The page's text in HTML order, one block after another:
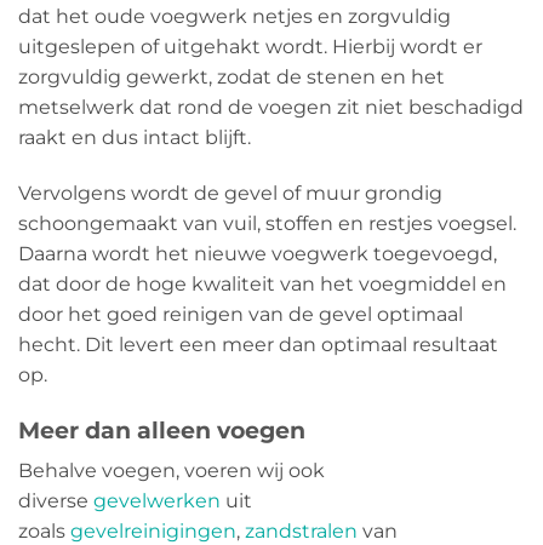
dat het oude voegwerk netjes en zorgvuldig
uitgeslepen of uitgehakt wordt. Hierbij wordt er
zorgvuldig gewerkt, zodat de stenen en het
metselwerk dat rond de voegen zit niet beschadigd
raakt en dus intact blijft.
Vervolgens wordt de gevel of muur grondig
schoongemaakt van vuil, stoffen en restjes voegsel.
Daarna wordt het nieuwe voegwerk toegevoegd,
dat door de hoge kwaliteit van het voegmiddel en
door het goed reinigen van de gevel optimaal
hecht. Dit levert een meer dan optimaal resultaat
op.
Meer dan alleen voegen
Behalve voegen, voeren wij ook
diverse gevelwerken uit
zoals gevelreinigingen, zandstralen van